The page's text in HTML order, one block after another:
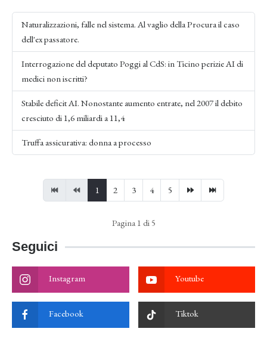
Naturalizzazioni, falle nel sistema. Al vaglio della Procura il caso
dell'ex passatore.
Interrogazione del deputato Poggi al CdS: in Ticino perizie AI di
medici non iscritti?
Stabile deficit AI. Nonostante aumento entrate, nel 2007 il debito
cresciuto di 1,6 miliardi a 11,4
Truffa assicurativa: donna a processo
1 2 3 4 5
Pagina 1 di 5
Seguici
Instagram Youtube
Facebook Tiktok